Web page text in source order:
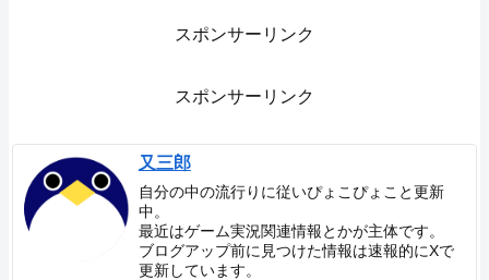
スポンサーリンク
スポンサーリンク
又三郎
自分の中の流行りに従いぴょこぴょこと更新
中。
最近はゲーム実況関連情報とかが主体です。
ブログアップ前に見つけた情報は速報的にXで
更新しています。